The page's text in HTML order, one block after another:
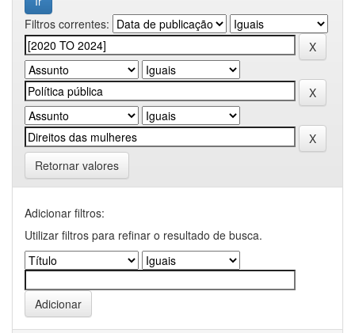
Filtros correntes:
Retornar valores
Adicionar filtros:
Utilizar filtros para refinar o resultado de busca.